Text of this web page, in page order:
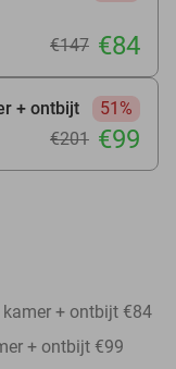
€147 €84
+ ontbijt
51%
€201 €99
+ ontbijt €84
+ ontbijt €99